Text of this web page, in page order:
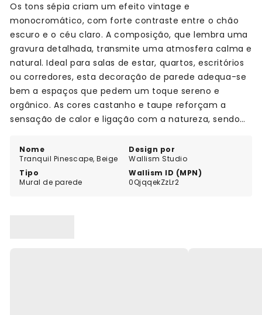
Nome
Tranquil Pinescape, Beige
Design por
Wallism Studio
Tipo
Mural de parede
Wallism ID (MPN)
0QjqqekZzLr2
Os tons sépia criam um efeito vintage e
monocromático, com forte contraste entre o chão
escuro e o céu claro. A composição, que lembra uma
gravura detalhada, transmite uma atmosfera calma e
natural. Ideal para salas de estar, quartos, escritórios
ou corredores, esta decoração de parede adequa-se
bem a espaços que pedem um toque sereno e
orgânico. As cores castanho e taupe reforçam a
sensação de calor e ligação com a natureza, sendo
com um estilo terroso.